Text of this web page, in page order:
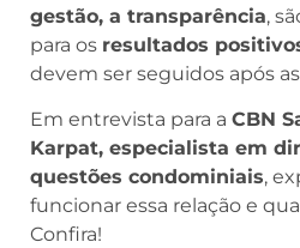
gestão, a transparência,
para os resultados
devem ser seguidos após
Em entrevista para a CBN
Karpat, especialista em
questões condominiais,
funcionar essa relação e
Confira!